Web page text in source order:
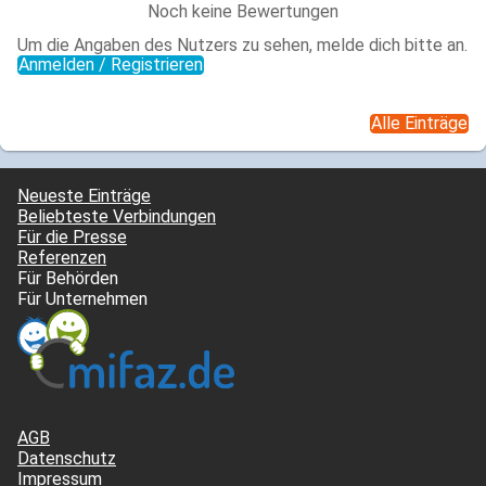
Noch keine Bewertungen
Um die Angaben des Nutzers zu sehen, melde dich bitte an.
Anmelden / Registrieren
Alle Einträge
Neueste Einträge
Beliebteste Verbindungen
Für die Presse
Referenzen
Für Behörden
Für Unternehmen
AGB
Datenschutz
Impressum